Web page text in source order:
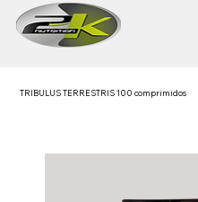
TRIBULUS TERRESTRIS 100 comprimidos